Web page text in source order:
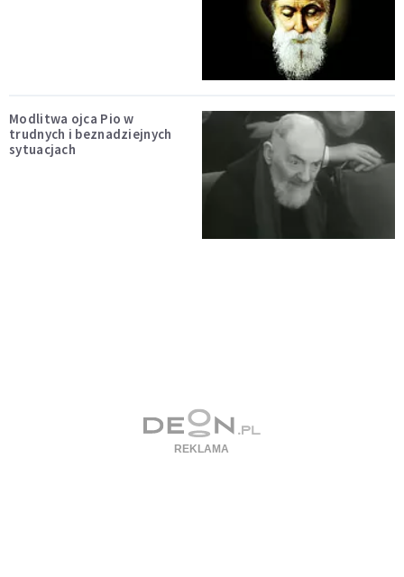
Modlitwa ojca Pio w
trudnych i beznadziejnych
sytuacjach